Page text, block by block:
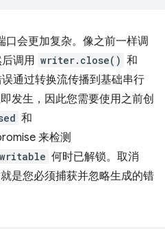
口会更加复杂。像之前一样调
调用 writer.close() 和
通过转换流传播到基础串行
发生，因此您需要使用之前创
和
来检测
何时已解锁。取消
是您必须捕获并忽略生成的错